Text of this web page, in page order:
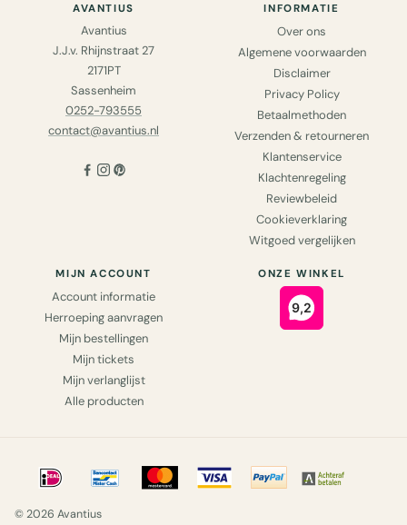
AVANTIUS
Avantius
J.J.v. Rhijnstraat 27
2171PT
Sassenheim
0252-793555
contact@avantius.nl
INFORMATIE
Over ons
Algemene voorwaarden
Disclaimer
Privacy Policy
Betaalmethoden
Verzenden & retourneren
Klantenservice
Klachtenregeling
Reviewbeleid
Cookieverklaring
Witgoed vergelijken
MIJN ACCOUNT
Account informatie
Herroeping aanvragen
Mijn bestellingen
Mijn tickets
Mijn verlanglijst
Alle producten
ONZE WINKEL
© 2026 Avantius